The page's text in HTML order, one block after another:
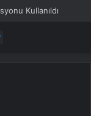
Kullanıldı